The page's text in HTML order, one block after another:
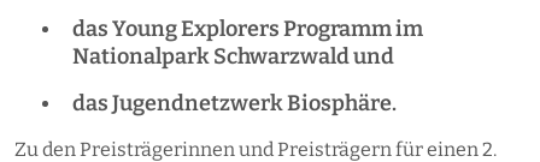
das Young Explorers Programm im
Nationalpark Schwarzwald und
das Jugendnetzwerk Biosphäre.
Zu den Preisträgerinnen und Preisträgern für einen 2.